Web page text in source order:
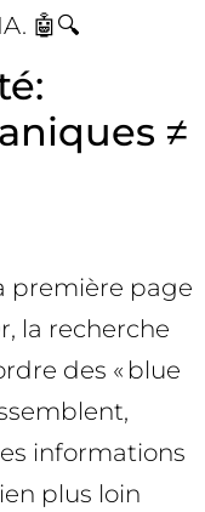
🤖🔍
≠
première page
la recherche
des « blue
informations
plus loin